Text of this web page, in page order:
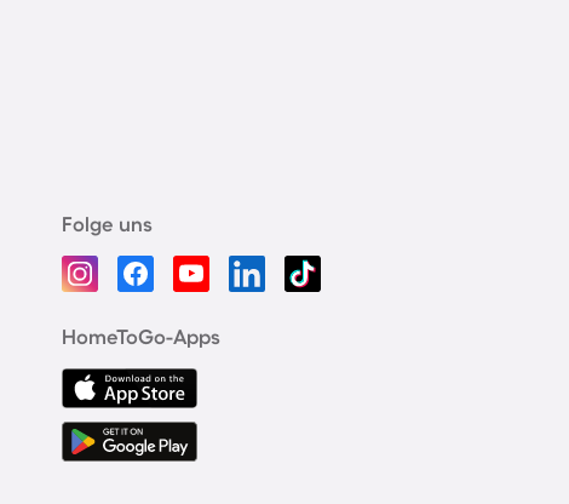
Folge uns
HomeToGo-Apps